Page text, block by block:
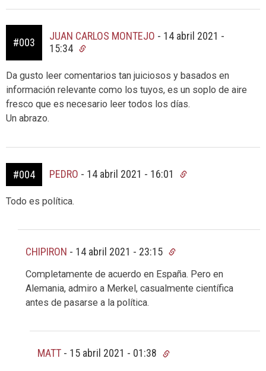
#003
JUAN CARLOS MONTEJO - 14 abril 2021 -
15:34
Da gusto leer comentarios tan juiciosos y basados en
información relevante como los tuyos, es un soplo de aire
fresco que es necesario leer todos los días.
Un abrazo.
#004 PEDRO - 14 abril 2021 - 16:01
Todo es política.
CHIPIRON - 14 abril 2021 - 23:15
Completamente de acuerdo en España. Pero en
Alemania, admiro a Merkel, casualmente científica
antes de pasarse a la política.
MATT - 15 abril 2021 - 01:38